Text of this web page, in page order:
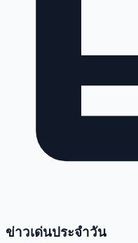
ข่าวเด่นประจำวัน